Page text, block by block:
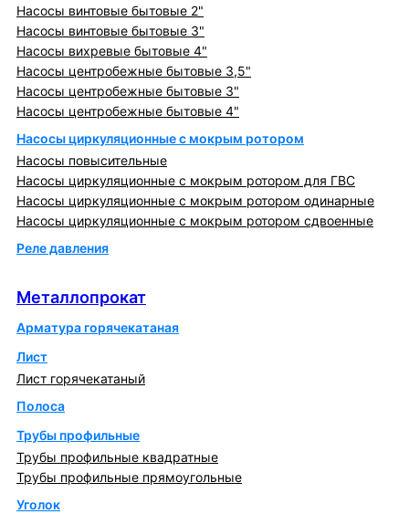
Насосы винтовые бытовые 2"
Насосы винтовые бытовые 3"
Насосы вихревые бытовые 4"
Насосы центробежные бытовые 3,5"
Насосы центробежные бытовые 3"
Насосы центробежные бытовые 4"
Насосы циркуляционные с мокрым ротором
Насосы повысительные
Насосы циркуляционные с мокрым ротором для ГВС
Насосы циркуляционные с мокрым ротором одинарные
Насосы циркуляционные с мокрым ротором сдвоенные
Реле давления
Металлопрокат
Арматура горячекатаная
Лист
Лист горячекатаный
Полоса
Трубы профильные
Трубы профильные квадратные
Трубы профильные прямоугольные
Уголок